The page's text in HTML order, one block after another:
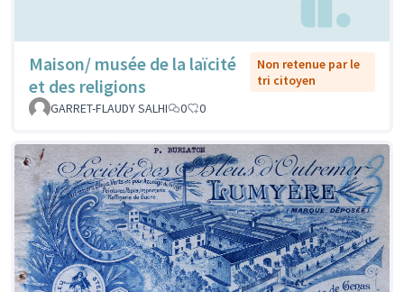
Maison/ musée de la laïcité
et des religions
Non retenue par le
tri citoyen
GARRET-FLAUDY SALHI
0 0